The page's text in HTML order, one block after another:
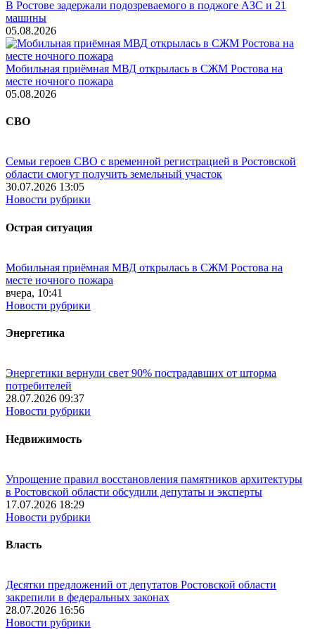
В Ростове задержали подозреваемого в поджоге АЗС и 21
машины
05.08.2026
Мобильная приёмная МВД открылась в СЖМ Ростова на
месте ночного пожара
05.08.2026
СВО
Семьи героев СВО с временной регистрацией в Ростовской
области смогут получить земельный участок
30.07.2026 13:05
Новости рубрики
Острая ситуация
Мобильная приёмная МВД открылась в СЖМ Ростова на
месте ночного пожара
вчера, 10:41
Новости рубрики
Энергетика
Энергетики вернули свет 90% пострадавших от шторма
потребителей
28.07.2026 09:37
Новости рубрики
Недвижимость
Упрощение правил восстановления памятников архитектуры
в Ростовской области обсудили депутаты и эксперты
17.07.2026 18:29
Новости рубрики
Власть
Десятки предложений от депутатов Ростовской области
закрепили в федеральных законах
28.07.2026 16:56
Новости рубрики